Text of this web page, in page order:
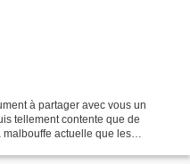
à partager avec vous un
tellement contente que de
actuelle que les